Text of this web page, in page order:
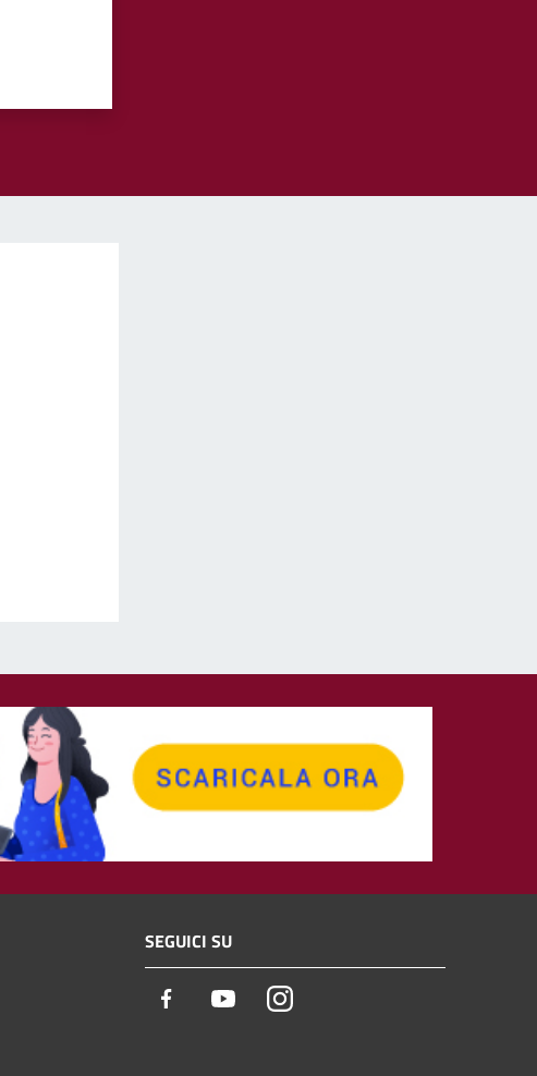
SEGUICI SU
Facebook YoutubeInstagram